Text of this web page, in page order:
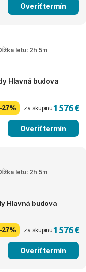
Overiť termín
letu: 2h 5m
Hlavná budova
-27% za skupinu1 576 €
Overiť termín
letu: 2h 5m
Hlavná budova
-27% za skupinu1 576 €
Overiť termín